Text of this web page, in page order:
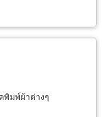
พิมพ์ผ้าต่างๆ